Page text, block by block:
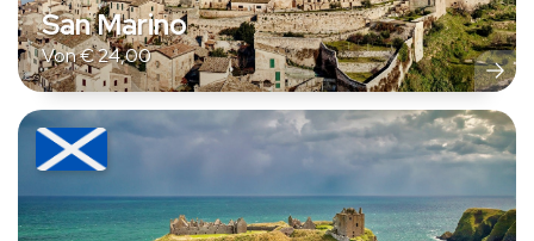
San Marino
Von€24,00